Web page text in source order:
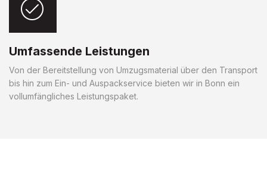
Umfassende Leistungen
Von der Bereitstellung von Umzugsmaterial über den Transport
bis hin zum Ein- und Auspackservice bieten wir in Bonn ein
vollumfängliches Leistungspaket.